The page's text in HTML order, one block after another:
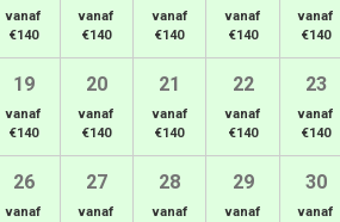
vanaf
€140
vanaf
€140
vanaf
€140
vanaf
€140
vanaf
€140
19
vanaf
€140
20
vanaf
€140
21
vanaf
€140
22
vanaf
€140
23
vanaf
€140
26
vanaf
27
vanaf
28
vanaf
29
vanaf
30
vanaf